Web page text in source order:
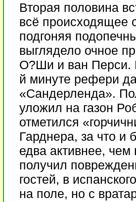
Вторая половина
всё происходящее
подгоняя
выглядело очное
О?Ши и ван Перси.
й минуте рефери
«Сандерленда».
уложил на газон
отметился
Гарднера, за что и
едва активнее,
получил
гостей, в
на поле, но с